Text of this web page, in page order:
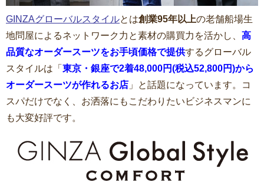
GINZAグローバルスタイルとは創業95年以上の老舗船場生
地問屋によるネットワーク力と素材の購買力を活かし、 高
品質なオーダースーツをお手頃価格で提供するグローバル
スタイルは「 東京・銀座で2着48,000円(税込52,800円)から
オーダースーツが作れるお店 」と話題になっています。コ
スパだけでなく、お洒落にもこだわりたいビジネスマンに
も大変好評です。